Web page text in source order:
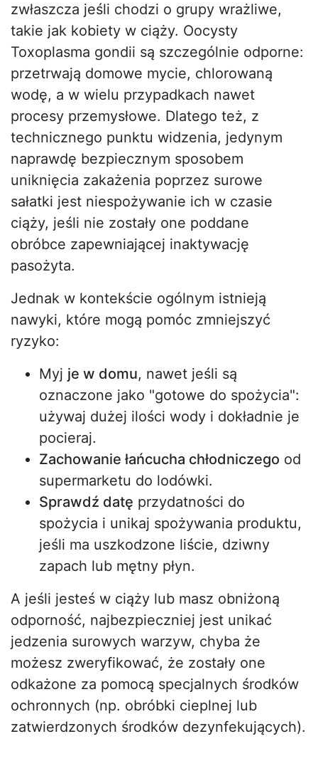
zwłaszcza jeśli chodzi o grupy wrażliwe,
takie jak kobiety w ciąży. Oocysty
Toxoplasma gondii są szczególnie odporne:
przetrwają domowe mycie, chlorowaną
wodę, a w wielu przypadkach nawet
procesy przemysłowe. Dlatego też, z
technicznego punktu widzenia, jedynym
naprawdę bezpiecznym sposobem
uniknięcia zakażenia poprzez surowe
sałatki jest niespożywanie ich w czasie
ciąży, jeśli nie zostały one poddane
obróbce zapewniającej inaktywację
pasożyta.
Jednak w kontekście ogólnym istnieją
nawyki, które mogą pomóc zmniejszyć
ryzyko:
Myj je w domu, nawet jeśli są
oznaczone jako "gotowe do spożycia":
używaj dużej ilości wody i dokładnie je
pocieraj.
Zachowanie łańcucha chłodniczego od
supermarketu do lodówki.
Sprawdź datę przydatności do
spożycia i unikaj spożywania produktu,
jeśli ma uszkodzone liście, dziwny
zapach lub mętny płyn.
A jeśli jesteś w ciąży lub masz obniżoną
odporność, najbezpieczniej jest unikać
jedzenia surowych warzyw, chyba że
możesz zweryfikować, że zostały one
odkażone za pomocą specjalnych środków
ochronnych (np. obróbki cieplnej lub
zatwierdzonych środków dezynfekujących).